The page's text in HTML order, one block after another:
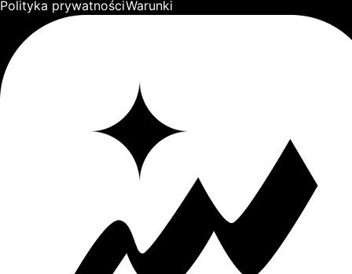
Polityka prywatnościWarunki